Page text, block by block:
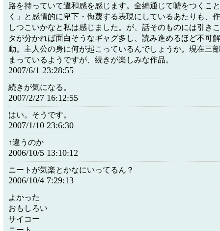
路を持っていて違和感を感じます。全編通じて嘘をつくこ
く」と感情的に卑下・侮蔑する表現にしているあたりも、
しつこいかなと私は感じました。が、話そのものには引き
タが分かれば面白そうなギャグ多し、読み進めるほど不可
動。主人公の身に何が起こっているんでしょうか。現在三
まっているようですが、続きが楽しみな作品。
2007/6/1 23:28:55
続きが気になる。
2007/2/27 16:12:55
はい。そうです。
2007/1/10 23:6:30
↑違うのか
2006/10/5 13:10:12
ニートが気楽とかなにいってるん？
2006/10/4 7:29:13
よかった
おもしろい
サイコー